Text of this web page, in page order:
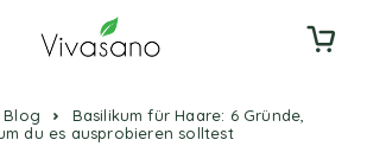
Blog
Basilikum für Haare: 6 Gründe,
du es ausprobieren solltest